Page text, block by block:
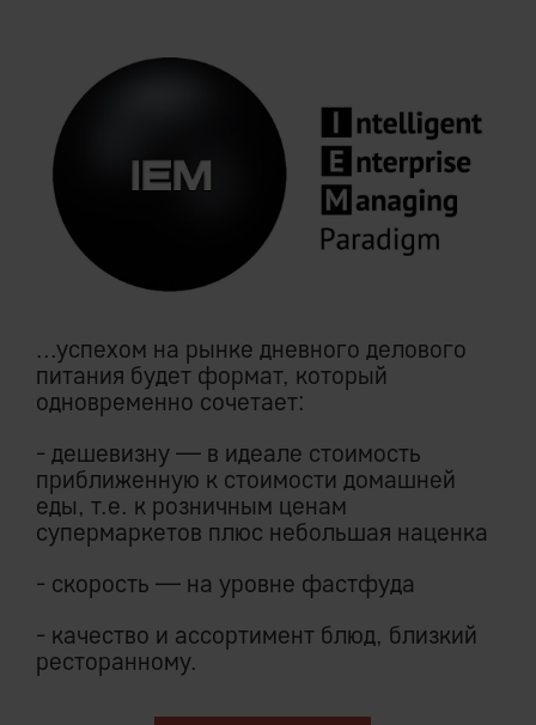
...успехом на рынке дневного делового
питания будет формат, который
одновременно сочетает:
- дешевизну — в идеале стоимость
приближенную к стоимости домашней
еды, т.е. к розничным ценам
супермаркетов плюс небольшая наценка
- скорость — на уровне фастфуда
- качество и ассортимент блюд, близкий
ресторанному.